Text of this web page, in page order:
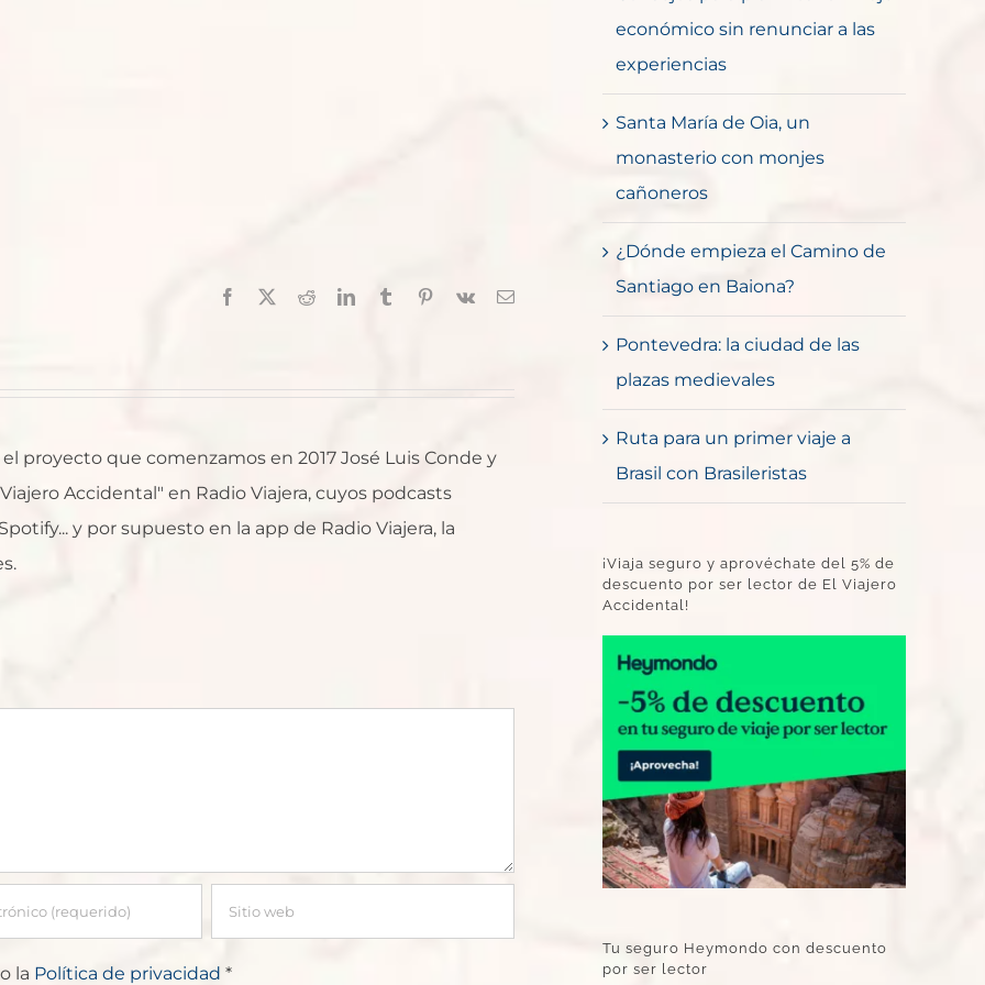
Facebook RedditLinkedInTumblr Pinterest
Vk
Correo
proyecto que comenzamos en 2017 José Luis Conde y
Accidental" en Radio Viajera, cuyos podcasts
y por supuesto en la app de Radio Viajera, la
la Política de privacidad*
económico sin renunciar a las
experiencias
Santa María de Oia, un
monasterio con monjes
cañoneros
¿Dónde empieza el Camino de
Santiago en Baiona?
Pontevedra: la ciudad de las
plazas medievales
Ruta para un primer viaje a
Brasil con Brasileristas
¡Viaja seguro y aprovéchate del 5% de
descuento por ser lector de El Viajero
Accidental!
Tu seguro Heymondo con descuento
por ser lector